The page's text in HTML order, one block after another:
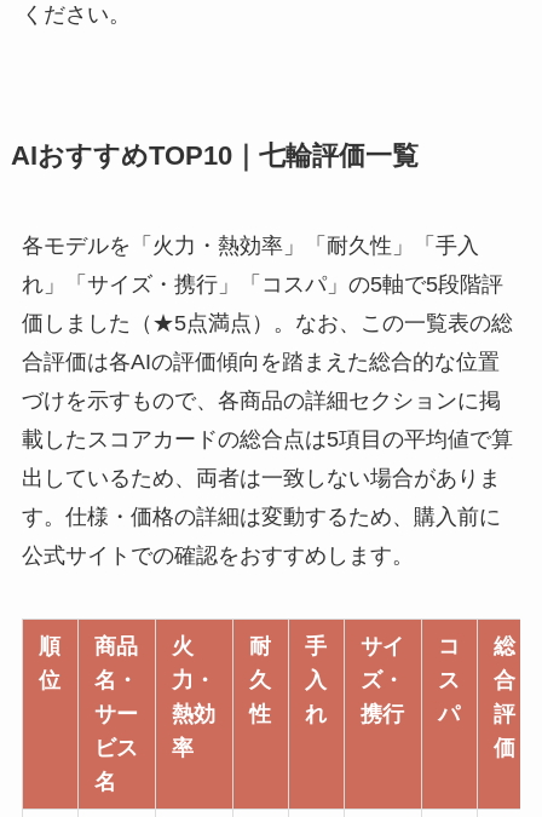
ください。
AIおすすめTOP10｜七輪評価一覧
各モデルを「火力・熱効率」「耐久性」「手入
れ」「サイズ・携行」「コスパ」の5軸で5段階評
価しました（★5点満点）。なお、この一覧表の総
合評価は各AIの評価傾向を踏まえた総合的な位置
づけを示すもので、各商品の詳細セクションに掲
載したスコアカードの総合点は5項目の平均値で算
出しているため、両者は一致しない場合がありま
す。仕様・価格の詳細は変動するため、購入前に
公式サイトでの確認をおすすめします。
順
位
商品
名・
サー
ビス
名
火
力・
熱効
率
耐
久
性
手
入
れ
サイ
ズ・
携行
コ
ス
パ
総
合
評
価